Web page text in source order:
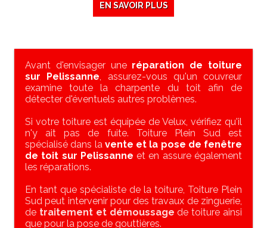
EN SAVOIR PLUS
Avant d'envisager une réparation de toiture
sur Pelissanne, assurez-vous qu'un couvreur
examine toute la charpente du toit afin de
détecter d'éventuels autres problèmes.
Si votre toiture est équipée de Velux, vérifiez qu'il
n'y ait pas de fuite. Toiture Plein Sud est
spécialisé dans la vente et la pose de fenêtre
de toit sur Pelissanne et en assure également
les réparations.
En tant que spécialiste de la toiture, Toiture Plein
Sud peut intervenir pour des travaux de zinguerie,
de traitement et démoussage de toiture ainsi
que pour la pose de gouttières.